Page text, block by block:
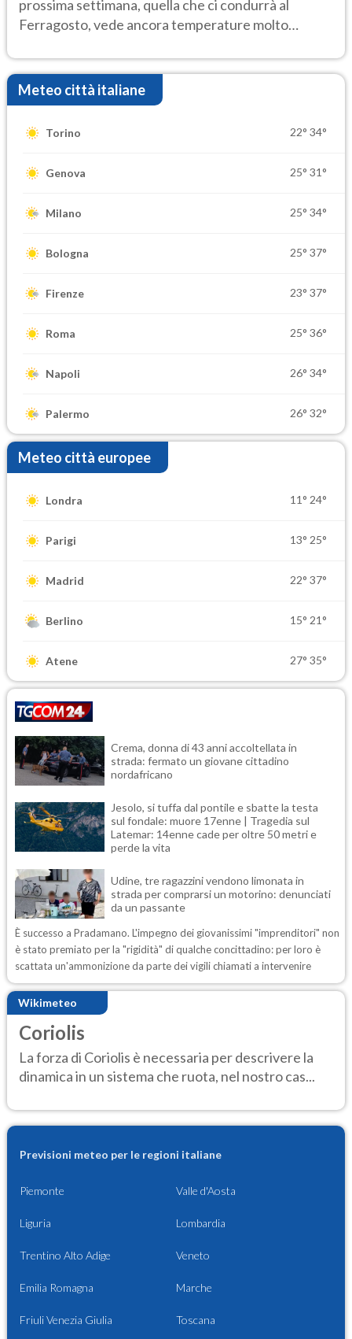
prossima settimana, quella che ci condurrà al
Ferragosto, vede ancora temperature molto
Meteo città italiane
Torino 22° 34°
Genova 25° 31°
Milano 25° 34°
Bologna 25° 37°
Firenze 23° 37°
Roma 25° 36°
Napoli 26° 34°
Palermo 26° 32°
Meteo città europee
Londra 11° 24°
Parigi 13° 25°
Madrid 22° 37°
Berlino 15° 21°
Atene 27° 35°
Crema, donna di 43 anni accoltellata in
strada: fermato un giovane cittadino
nordafricano
Jesolo, si tuffa dal pontile e sbatte la testa
sul fondale: muore 17enne | Tragedia sul
Latemar: 14enne cade per oltre 50 metri e
perde la vita
Udine, tre ragazzini vendono limonata in
strada per comprarsi un motorino: denunciati
da un passante
È successo a Pradamano. L'impegno dei giovanissimi "imprenditori" non
è stato premiato per la "rigidità" di qualche concittadino: per loro è
scattata un'ammonizione da parte dei vigili chiamati a intervenire
Wikimeteo
Coriolis
La forza di Coriolis è necessaria per descrivere la
dinamica in un sistema che ruota, nel nostro cas...
Previsioni meteo per le regioni italiane
Piemonte Valle d'Aosta
Liguria Lombardia
Trentino Alto Adige Veneto
Emilia Romagna Marche
Friuli Venezia Giulia Toscana